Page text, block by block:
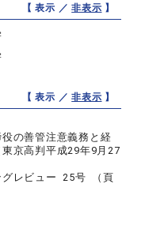
【 表示 ／非表示 】
【 表示 ／非表示 】
の善管注意義務と経
京高判平成29年9月27
グレビュー 25号 （頁